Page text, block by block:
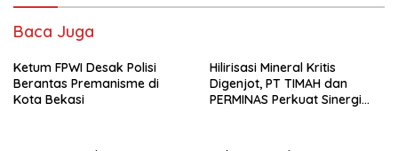
Baca Juga
Ketum FPWI Desak Polisi
Berantas Premanisme di
Kota Bekasi
Hilirisasi Mineral Kritis
Digenjot, PT TIMAH dan
PERMINAS Perkuat Sinergi